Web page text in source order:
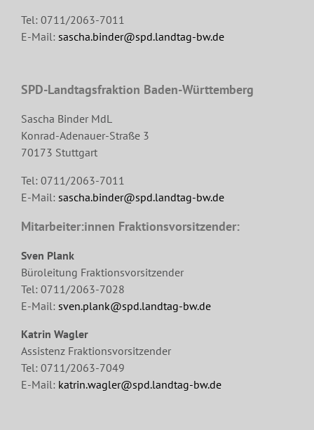
Tel: 0711/2063-7011
E-Mail: sascha.binder@spd.landtag-bw.de
SPD-Landtagsfraktion Baden-Württemberg
Sascha Binder MdL
Konrad-Adenauer-Straße 3
70173 Stuttgart
Tel: 0711/2063-7011
E-Mail: sascha.binder@spd.landtag-bw.de
Mitarbeiter:innen Fraktionsvorsitzender:
Sven Plank
Büroleitung Fraktionsvorsitzender
Tel: 0711/2063-7028
E-Mail: sven.plank@spd.landtag-bw.de
Katrin Wagler
Assistenz Fraktionsvorsitzender
Tel: 0711/2063-7049
E-Mail: katrin.wagler@spd.landtag-bw.de